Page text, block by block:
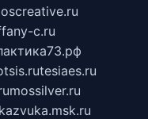
c.ru
tesiaes.ru
mossilver.ru